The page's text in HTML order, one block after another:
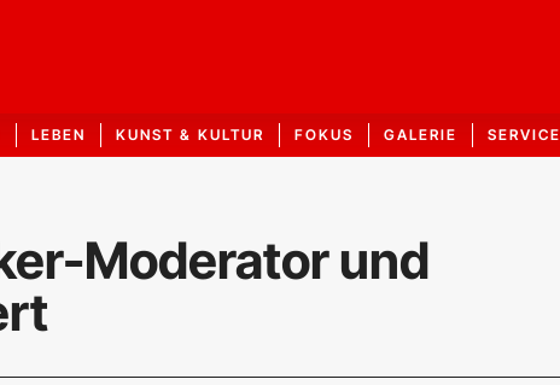
LEBEN KUNST & KULTUR FOKUS GALERIE SERVICE
Moderator und